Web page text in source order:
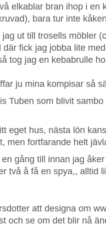
elkablar bran ihop i en
bara tur inte
ut till trosells möbler
där fick jag jobba lite
tog jag en kebabrulle
ju mina kompisar så
Tuben som blivit
eget hus, nästa lön
men fortfarande helt
gång till innan jag
två å få en spya,, alltid
att designa om
och se om det blir nå